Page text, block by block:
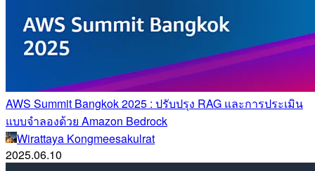
AWS Summit Bangkok 2025 : ปรับปรุง RAG และการประเมิน
แบบจำลองด้วย Amazon Bedrock
Wirattaya Kongmeesakulrat
2025.06.10